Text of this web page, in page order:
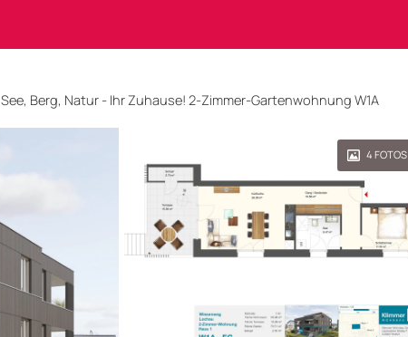
See, Berg, Natur - Ihr Zuhause! 2-Zimmer-Gartenwohnung W1A
4FOTOS